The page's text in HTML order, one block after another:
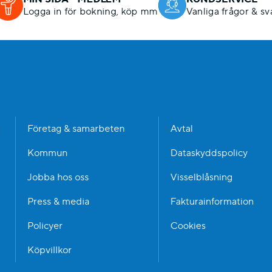
Logga in för bokning, köp mm Vanliga frågor &
Företag & samarbeten
Kommun
Jobba hos oss
Press & media
Policyer
Köpvillkor
Avtal
Dataskyddspolicy
Visselblåsning
Fakturainformation
Cookies